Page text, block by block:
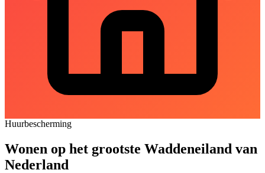
Huurbescherming
Wonen op het grootste Waddeneiland van
Nederland